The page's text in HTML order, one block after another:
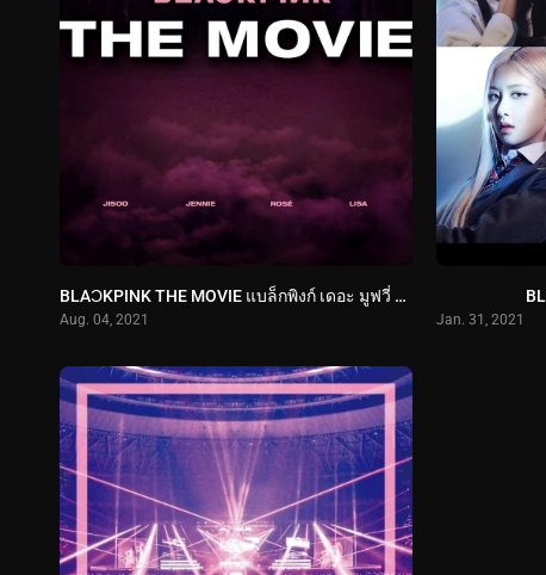
BLAϽKPINK THE MOVIE แบล็กพิงก์ เดอะ มูฟวี่ (2021) ซับไทย
Aug. 04, 2021 Jan. 31, 2021